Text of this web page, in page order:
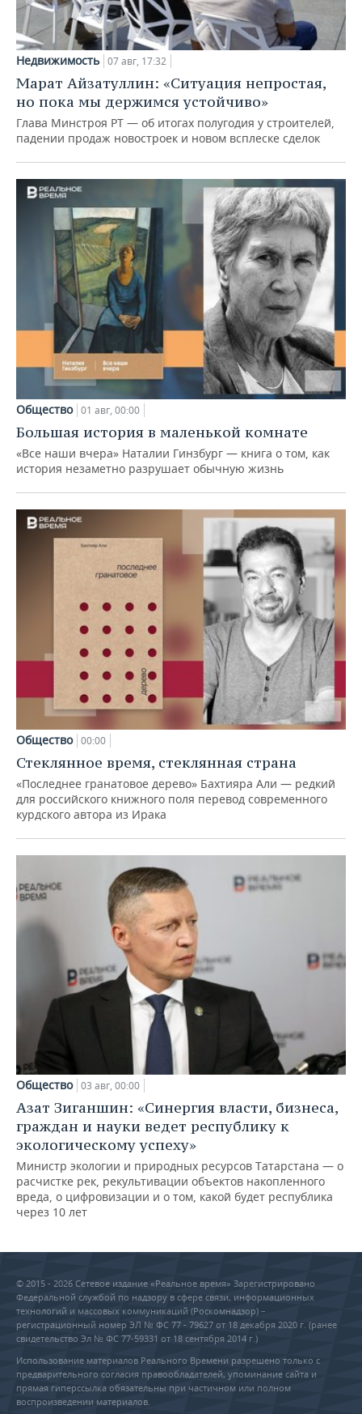
Недвижимость 07 авг, 17:32
Марат Айзатуллин: «Ситуация непростая,
но пока мы держимся устойчиво»
Глава Минстроя РТ — об итогах полугодия у строителей,
падении продаж новостроек и новом всплеске сделок
Общество 01 авг, 00:00
Большая история в маленькой комнате
«Все наши вчера» Наталии Гинзбург — книга о том, как
история незаметно разрушает обычную жизнь
Общество 00:00
Стеклянное время, стеклянная страна
«Последнее гранатовое дерево» Бахтияра Али — редкий
для российского книжного поля перевод современного
курдского автора из Ирака
Общество 03 авг, 00:00
Азат Зиганшин: «Синергия власти, бизнеса,
граждан и науки ведет республику к
экологическому успеху»
Министр экологии и природных ресурсов Татарстана — о
расчистке рек, рекультивации объектов накопленного
вреда, о цифровизации и о том, какой будет республика
через 10 лет
© 2015 - 2026 Сетевое издание «Реальное время» Зарегистрировано
Федеральной службой по надзору в сфере связи, информационных
технологий и массовых коммуникаций (Роскомнадзор) –
регистрационный номер ЭЛ № ФС 77 - 79627 от 18 декабря 2020 г. (ранее
свидетельство Эл № ФС 77-59331 от 18 сентября 2014 г.)
Использование материалов Реального Времени разрешено только с
предварительного согласия правообладателей, упоминание сайта и
прямая гиперссылка обязательны при частичном или полном
воспроизведении материалов.